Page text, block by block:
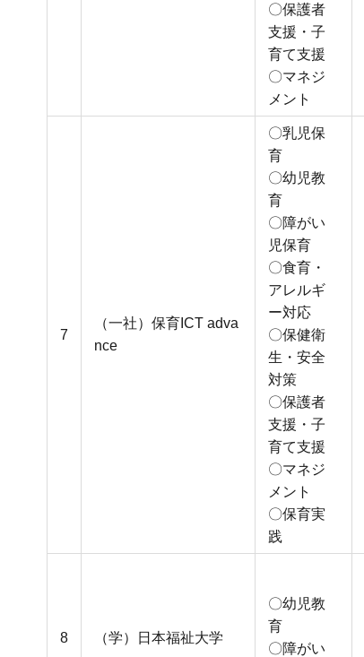
〇保護者
支援・子
育て支援
〇マネジ
メント
7
（一社）保育ICT adva
nce
〇乳児保
育
〇幼児教
育
〇障がい
児保育
〇食育・
アレルギ
ー対応
〇保健衛
生・安全
対策
〇保護者
支援・子
育て支援
〇マネジ
メント
〇保育実
践
8 （学）日本福祉大学
〇幼児教
育
〇障がい